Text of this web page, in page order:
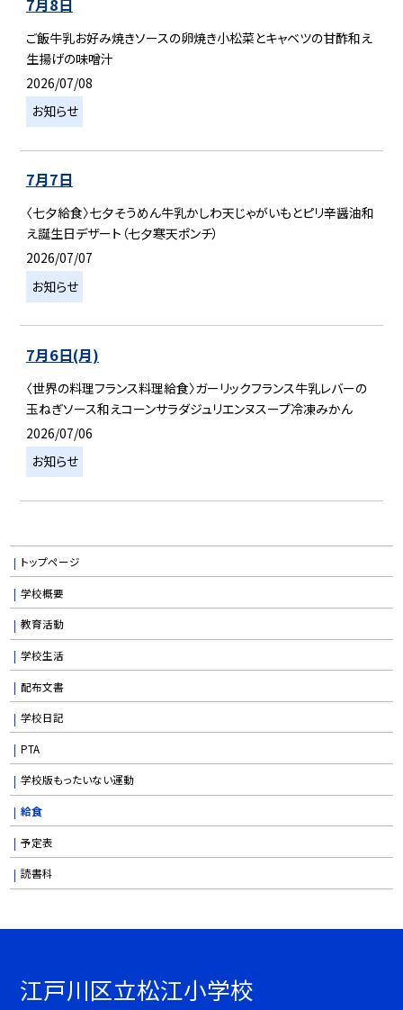
7月8日
ご飯牛乳お好み焼きソースの卵焼き小松菜とキャベツの甘酢和え
生揚げの味噌汁
2026/07/08
お知らせ
7月7日
〈七夕給食〉七夕そうめん牛乳かしわ天じゃがいもとピリ辛醤油和
え誕生日デザート（七夕寒天ポンチ）
2026/07/07
お知らせ
7月6日(月)
〈世界の料理フランス料理給食〉ガーリックフランス牛乳レバーの
玉ねぎソース和えコーンサラダジュリエンヌスープ冷凍みかん
2026/07/06
お知らせ
トップページ
学校概要
教育活動
学校生活
配布文書
学校日記
PTA
学校版もったいない運動
給食
予定表
読書科
江戸川区立松江小学校